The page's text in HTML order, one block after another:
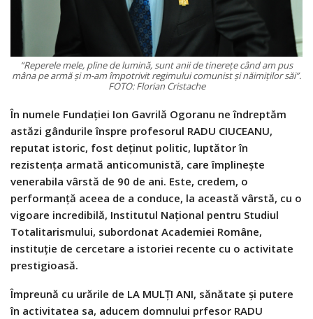
“Reperele mele, pline de lumină, sunt anii de tinereţe când am pus
mâna pe armă şi m-am împotrivit regimului comunist şi năimiţilor săi”.
FOTO: Florian Cristache
În numele Fundaţiei Ion Gavrilă Ogoranu ne îndreptăm
astăzi gândurile înspre profesorul RADU CIUCEANU,
reputat istoric, fost deţinut politic, luptător în
rezistenţa armată anticomunistă, care împlinește
venerabila vârstă de 90 de ani. Este, credem, o
performanță aceea de a conduce, la această vârstă, cu o
vigoare incredibilă, Institutul Naţional pentru Studiul
Totalitarismului, subordonat Academiei Române,
instituție de cercetare a istoriei recente cu o activitate
prestigioasă.
Împreună cu urările de LA MULȚI ANI, sănătate și putere
în activitatea sa, aducem domnului prfesor RADU